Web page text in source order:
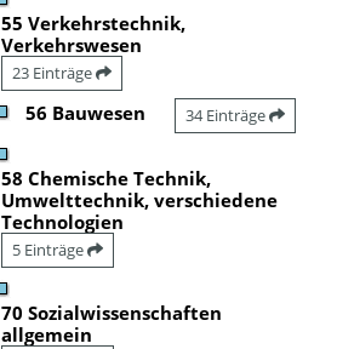
55 Verkehrstechnik,
Verkehrswesen
23 Einträge
56 Bauwesen 34 Einträge
58 Chemische Technik,
Umwelttechnik, verschiedene
Technologien
5 Einträge
70 Sozialwissenschaften
allgemein